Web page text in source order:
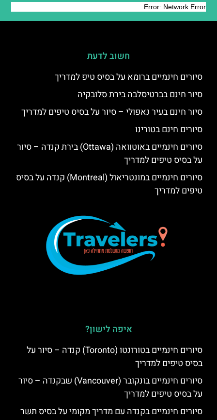
חשוב לדעת
סיורים חינמיים ברומא על בסיס טיפ למדריך
סיור חינם בברטיסלבה בירת סלובקיה
סיור חינם בעיר נאפולי – סיור על בסיס טיפים למדריך
סיורים חינם בטורינו
סיורים חינמיים באוטוואה (Ottawa) בירת קנדה – סיור
על בסיס טיפים למדריך
סיורים חינמיים במונטריאול (Montreal) קנדה על בסיס
טיפים למדריך
איפה לישון?
סיורים חינמיים בטורונטו (Toronto) קנדה – סיור על
בסיס טיפים למדריך
סיורים חינמיים בונקובר (Vancouver) שבקנדה – סיור
על בסיס טיפים למדריך
סיורים חינמיים בקנדה עם מדריך מקומי על בסיס תשר